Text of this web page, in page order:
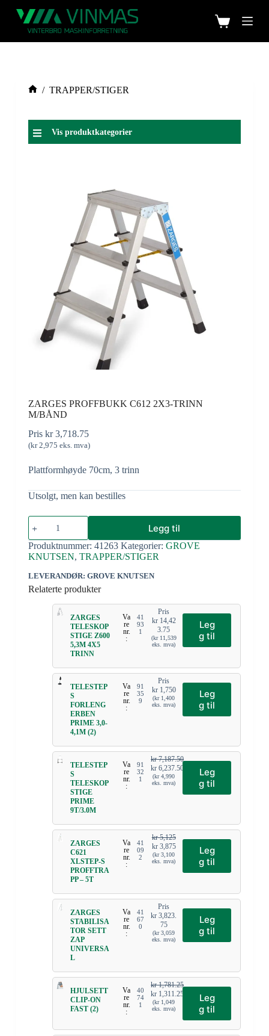
/ TRAPPER/STIGER
Vis produktkategorier
ZARGES PROFFBUKK C612 2X3-TRINN
M/BÅND
Pris kr3,718.75
(kr2,975 eks. mva)
Plattformhøyde 70cm, 3 trinn
Utsolgt, men kan bestilles
Legg til
Produktnummer: 41263 Kategorier: GROVE
KNUTSEN, TRAPPER/STIGER
LEVERANDØR: GROVE KNUTSEN
Relaterte produkter
ZARGES
TELESKOP
STIGE Z600
5,3M 4X5
TRINN
Va
re
nr.
:
41
93
1
Pris
kr14,42
3.75
(kr11,539
eks. mva)
Leg
g til
TELESTEP
S
FORLENG
ERBEN
PRIME 3,0-
4,1M (2)
Va
re
nr.
:
91
35
9
Pris
kr1,750
(kr1,400
eks. mva)
Leg
g til
TELESTEP
S
TELESKOP
STIGE
PRIME
9T/3.0M
Va
re
nr.
:
91
32
1
kr7,187.50
kr 6,237.50
(kr4,990
eks. mva)
Leg
g til
ZARGES
C621
XLSTEP-S
PROFFTRA
PP – 5T
Va
re
nr.
:
41
09
2
kr5,125
kr3,875
(kr3,100
eks. mva)
Leg
g til
ZARGES
STABILISA
TOR SETT
ZAP
UNIVERSA
L
Va
re
nr.
:
41
67
0
Pris
kr 3,823.
75
(kr3,059
eks. mva)
Leg
g til
HJULSETT
CLIP-ON
FAST (2)
Va
re
nr.
:
40
74
1
kr1,781.25
kr 1,311.25
(kr1,049
eks. mva)
Leg
g til